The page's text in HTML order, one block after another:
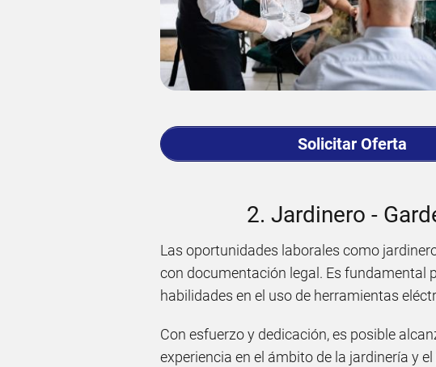
Solicitar Oferta
2. Jardinero -
Las oportunidades laborales como
con documentación legal. Es fundamental
habilidades en el uso de herramientas
Con esfuerzo y dedicación, es posible
experiencia en el ámbito de la jardinería y